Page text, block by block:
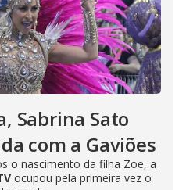
Sabrina Sato
com a Gaviões
o nascimento da filha Zoe, a
ocupou pela primeira vez o